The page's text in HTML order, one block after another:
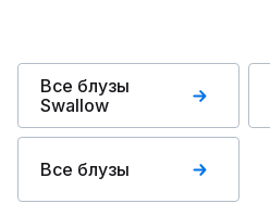
Все блузы
Swallow
Все блузы